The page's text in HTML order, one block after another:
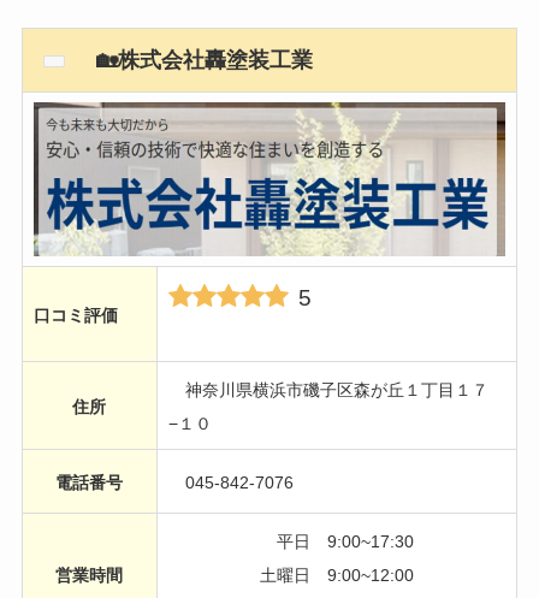
🏡株式会社轟塗装工業
口コミ評価
5
住所
神奈川県横浜市磯子区森が丘１丁目１７
−１０
電話番号 045-842-7076
営業時間
平日 9:00~17:30
土曜日 9:00~12:00